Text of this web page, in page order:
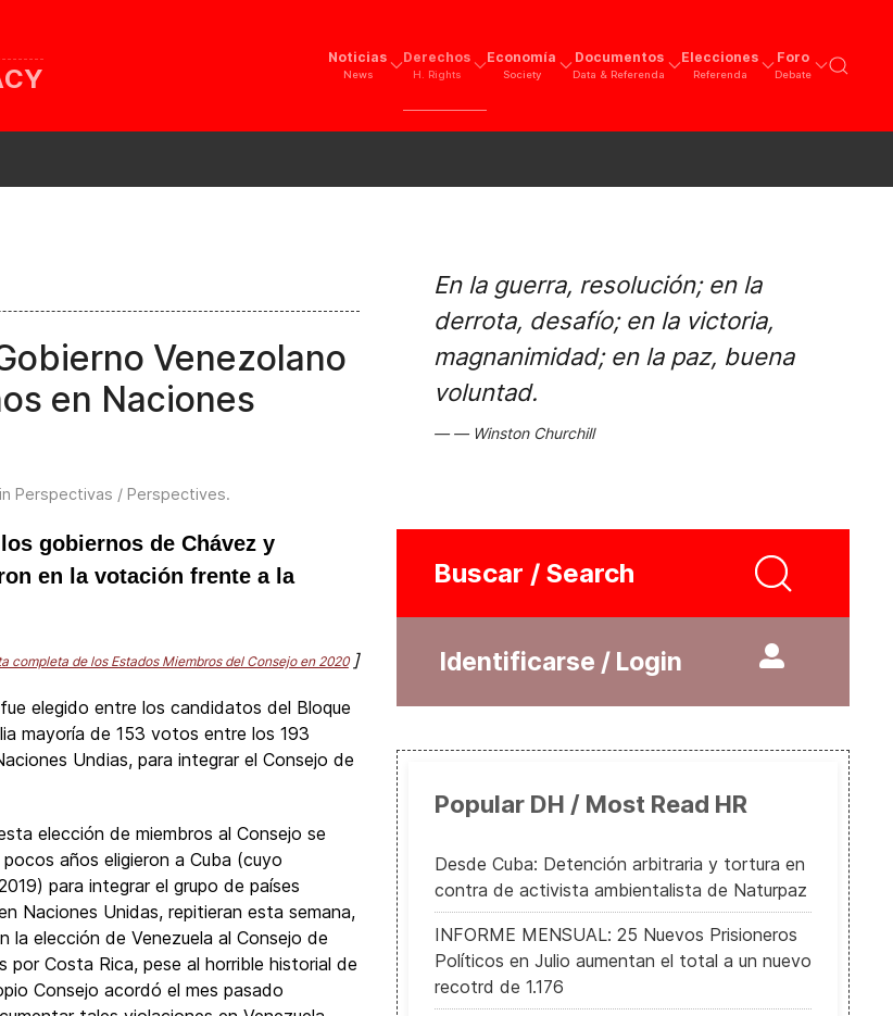
Noticias
News
Derechos
H. Rights
Economía
Society
Documentos
Data & Referenda
Elecciones
Referenda
Foro
Debate
Venezolano
en Naciones
Perspectivas / Perspectives.
gobiernos de Chávez y
en la votación frente a la
completa de los Estados Miembros del Consejo en 2020]
elegido entre los candidatos del Bloque
mayoría de 153 votos entre los 193
Undias, para integrar el Consejo de
elección de miembros al Consejo se
años eligieron a Cuba (cuyo
para integrar el grupo de países
Naciones Unidas, repitieran esta semana,
la elección de Venezuela al Consejo de
Costa Rica, pese al horrible historial de
Consejo acordó el mes pasado
En la guerra, resolución; en la
derrota, desafío; en la victoria,
magnanimidad; en la paz, buena
voluntad.
Winston Churchill
Buscar / Search
Identificarse / Login
Popular DH / Most Read HR
Desde Cuba: Detención arbitraria y tortura en
contra de activista ambientalista de Naturpaz
INFORME MENSUAL: 25 Nuevos Prisioneros
Políticos en Julio aumentan el total a un nuevo
recotrd de 1.176